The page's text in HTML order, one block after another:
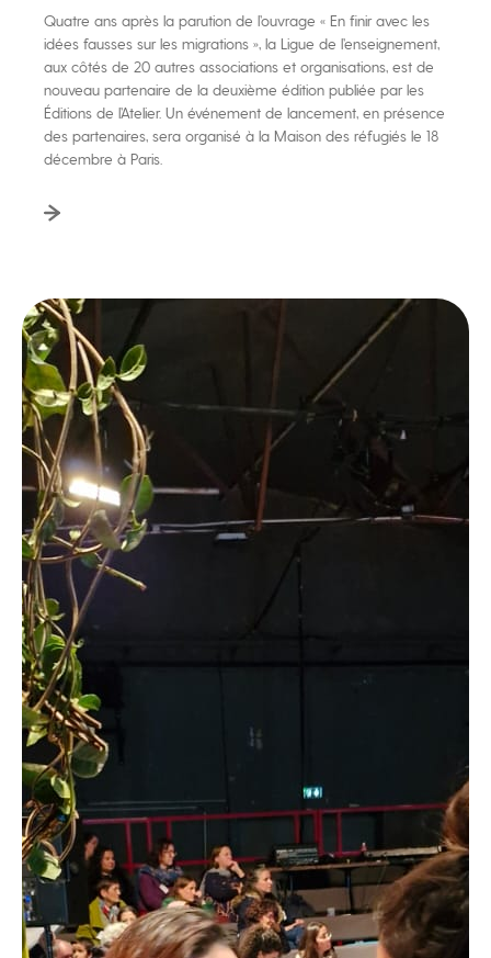
Quatre ans après la parution de l’ouvrage « En finir avec les
idées fausses sur les migrations », la Ligue de l’enseignement,
aux côtés de 20 autres associations et organisations, est de
nouveau partenaire de la deuxième édition publiée par les
Éditions de l’Atelier. Un événement de lancement, en présence
des partenaires, sera organisé à la Maison des réfugiés le 18
décembre à Paris.